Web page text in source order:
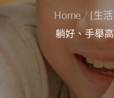
Home
[生
躺好、手舉